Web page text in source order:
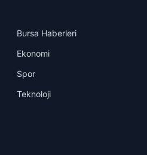
Bursa Haberleri
Ekonomi
Spor
Teknoloji